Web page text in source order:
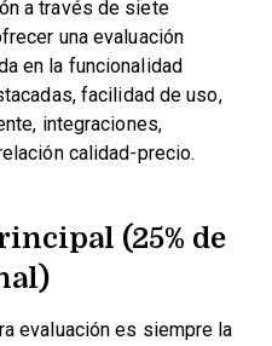
a través de siete
una evaluación
en la funcionalidad
facilidad de uso,
integraciones,
calidad-precio.
(25% de
evaluación es siempre la